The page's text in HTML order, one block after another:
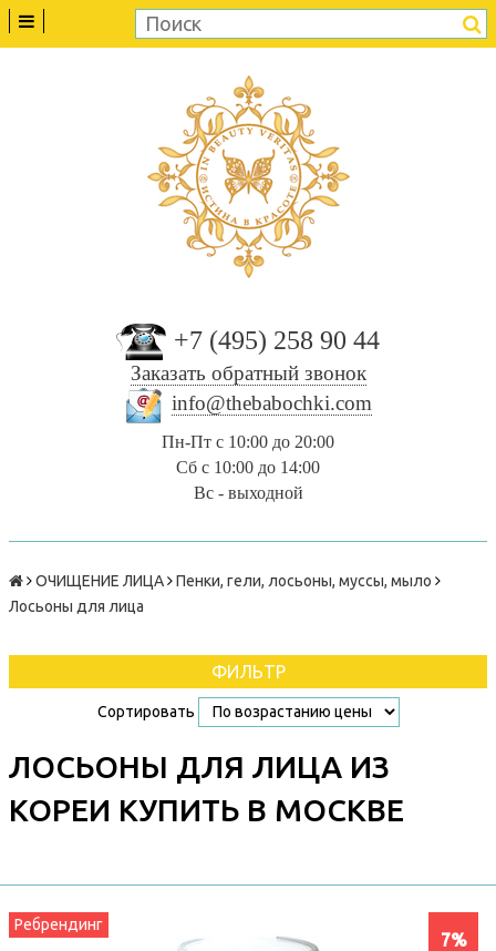
+7 (495) 258 90 44
Заказать обратный звонок
info@thebabochki.com
Пн-Пт с 10:00 до 20:00
Сб с 10:00 до 14:00
Вс - выходной
ОЧИЩЕНИЕ ЛИЦА
Пенки, гели, лосьоны, муссы, мыло
Лосьоны для лица
ФИЛЬТР
Сортировать
ЛОСЬОНЫ ДЛЯ ЛИЦА ИЗ
КОРЕИ КУПИТЬ В МОСКВЕ
7%
Ребрендинг